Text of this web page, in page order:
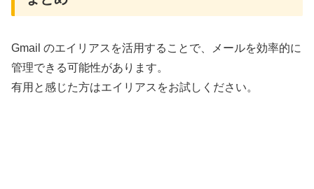
Gmail のエイリアスを活用することで、メールを効率的に
管理できる可能性があります。
有用と感じた方はエイリアスをお試しください。